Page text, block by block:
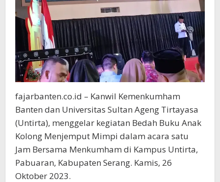
fajarbanten.co.id – Kanwil Kemenkumham
Banten dan Universitas Sultan Ageng Tirtayasa
(Untirta), menggelar kegiatan Bedah Buku Anak
Kolong Menjemput Mimpi dalam acara satu
Jam Bersama Menkumham di Kampus Untirta,
Pabuaran, Kabupaten Serang. Kamis, 26
Oktober 2023.